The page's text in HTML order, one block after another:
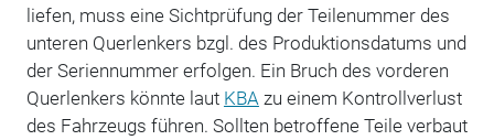
liefen, muss eine Sichtprüfung der Teilenummer des
unteren Querlenkers bzgl. des Produktionsdatums und
der Seriennummer erfolgen. Ein Bruch des vorderen
Querlenkers könnte laut KBA zu einem Kontrollverlust
des Fahrzeugs führen. Sollten betroffene Teile verbaut